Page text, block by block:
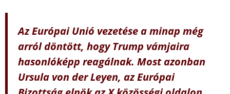
Az Európai Unió vezetése a minap még
arról döntött, hogy Trump vámjaira
hasonlóképp reagálnak. Most azonban
Ursula von der Leyen, az Európai